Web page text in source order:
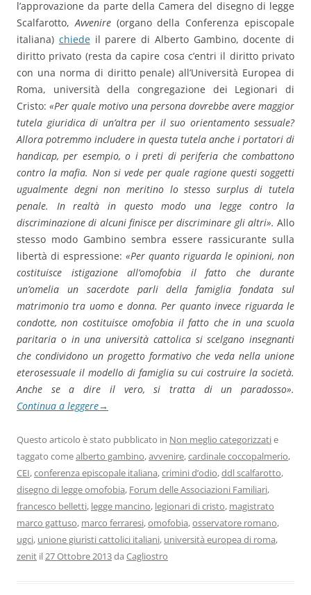
l’approvazione da parte della Camera del disegno di legge
Scalfarotto,Avvenire(organo della Conferenza episcopale
italiana) chiedeil parere di Alberto Gambino, docente di
diritto privato (resta da capire cosa c’entri il diritto privato
con una norma di diritto penale) all’Università Europea di
Roma, università della congregazione dei Legionari di
Cristo: «Per quale motivo una persona dovrebbe avere maggior
tutela giuridica di un’altra per il suo orientamento sessuale?
Allora potremmo includere in questa tutela anche i portatori di
handicap, per esempio, o i preti di periferia che combattono
contro la mafia. Non si vede per quale ragione questi soggetti
ugualmente degni non meritino lo stesso surplus di tutela
penale. In realtà in questo modo una legge contro la
discriminazione di alcuni finisce per discriminare gli altri». Allo
stesso modo Gambino sembra essere rassicurante sulla
libertà di espressione: «Per quanto riguarda le opinioni, non
costituisce istigazione all’omofobia il fatto che durante
un’omelia un sacerdote parli della famiglia fondata sul
matrimonio tra uomo e donna. Per quanto invece riguarda le
condotte, non costituisce omofobia il fatto che in una scuola
paritaria o in una università cattolica si scelgano insegnanti
che condividono un progetto formativo che veda nella unione
eterosessuale il modello di famiglia su cui costruire la società.
Anche se a dire il vero, si tratta di un paradosso».
Continua a leggere→
Questo articolo è stato pubblicato in Non meglio categorizzatie
taggato comealberto gambino,avvenire,cardinale coccopalmerio,
CEI,conferenza episcopale italiana,crimini d’odio,ddl scalfarotto,
disegno di legge omofobia, Forum delle Associazioni Familiari,
francesco belletti, legge mancino, legionari di cristo, magistrato
marco gattuso, marco ferraresi,omofobia,osservatore romano,
ugci, unione giuristi cattolici italiani, università europea di roma,
zenit il27 Ottobre 2013da Cagliostro